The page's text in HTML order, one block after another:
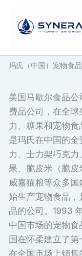
玛氏（中国）宠物食
美国马歇尔食品
费品公司，在全
力、糖果和宠物食
是玛氏在中国的
力、士力架巧克
果、脆皮米（脆皮
威嘉猫粮等众多
始生产宠物食品
品的公司。1993
中国市场的宠物
国在怀柔建立了
在全国市场上销